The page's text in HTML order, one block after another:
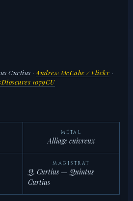
Curtius · Andrew McCabe / Flickr ·
1079CU
MÉTAL
Alliage cuivreux
MAGISTRAT
Q. Curtius — Quintus
Curtius